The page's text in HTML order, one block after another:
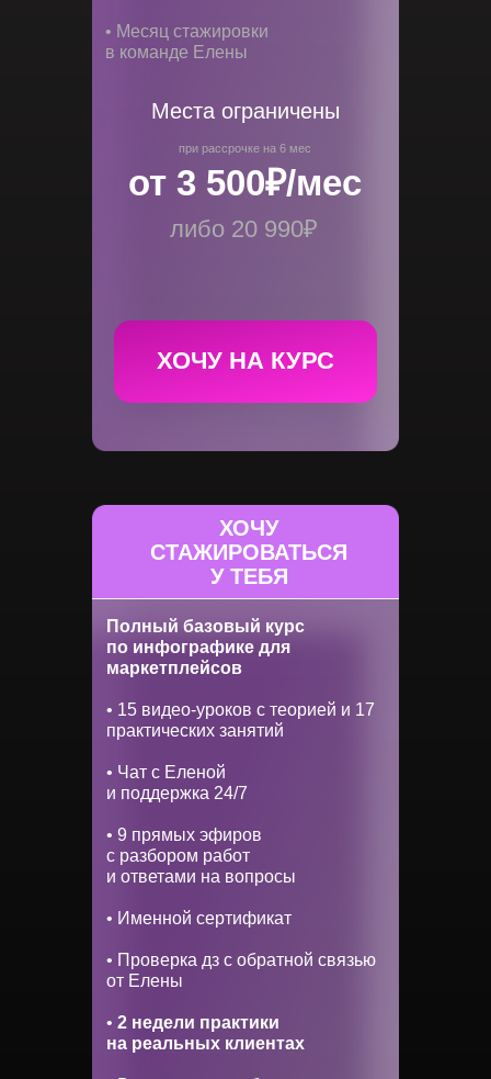
Полный базовый курс
по инфографике для
маркетплейсов
• 15 видео-уроков с теорией и 17
практических занятий
• Чат с Еленой
и поддержка 24/7
• 9 прямых эфиров
с разбором работ
и ответами на вопросы
• Именной сертификат
• Проверка дз с обратной связью
от Елены
• 2 недели практики
на реальных клиентах
ХОЧУ
СТАЖИРОВАТЬСЯ
У ТЕБЯ
ХОЧУ НА КУРС
Места ограничены
• Месяц стажировки
в команде Елены
при рассрочке на 6 мес
от 3 500₽/мес
либо 20 990₽